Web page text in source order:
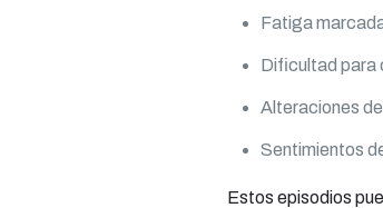
Fatiga
Dificultad para
Alteraciones
Sentimientos
Estos episodios